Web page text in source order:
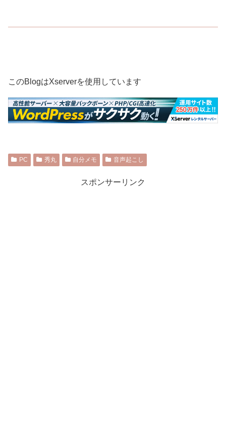
このBlogはXserverを使用しています
PC 秀丸 自分メモ 音声起こし
スポンサーリンク